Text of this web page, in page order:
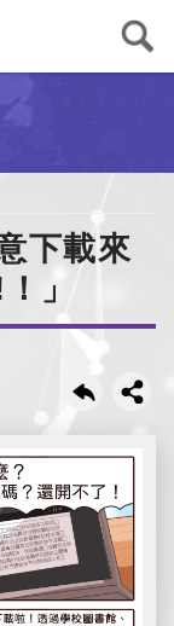
下載來
」